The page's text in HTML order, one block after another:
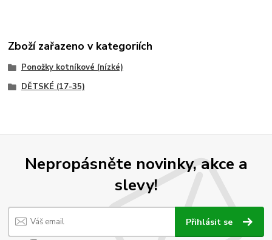
Zboží zařazeno v kategoriích
Ponožky kotníkové (nízké)
DĚTSKÉ (17-35)
Nepropásněte novinky, akce a
slevy!
Přihlásit se